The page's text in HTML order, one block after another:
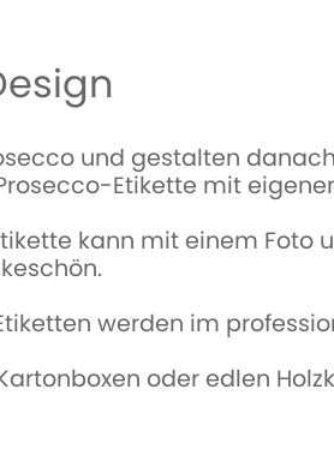
und gestalten
Etikette mit
kann mit einem Foto
werden im
oder edlen